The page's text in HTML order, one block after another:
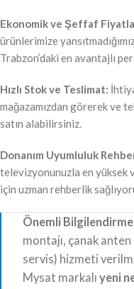
Ekonomik ve Şeffaf
ürünlerimize
Trabzon’daki en avantajlı
Hızlı Stok ve Teslimat:
mağazamızdan görerek ve
satın alabilirsiniz.
Donanım Uyumluluk
televizyonunuzla en yüksek
için uzman rehberlik
Önemli
montajı, çanak
servis) hizmeti
Mysat markalı yeni